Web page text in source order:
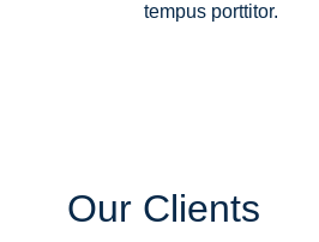
tempus porttitor.
Our Clients